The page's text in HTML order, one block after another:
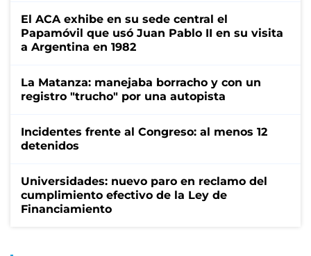
El ACA exhibe en su sede central el
Papamóvil que usó Juan Pablo II en su visita
a Argentina en 1982
La Matanza: manejaba borracho y con un
registro "trucho" por una autopista
Incidentes frente al Congreso: al menos 12
detenidos
Universidades: nuevo paro en reclamo del
cumplimiento efectivo de la Ley de
Financiamiento